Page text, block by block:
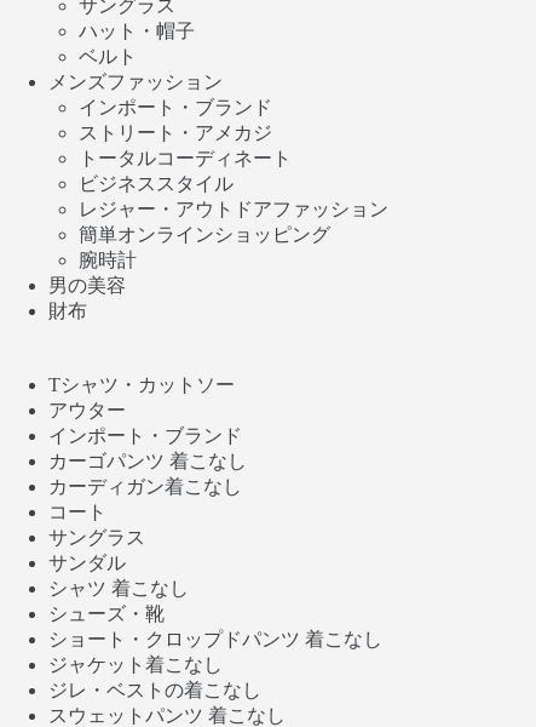
サングラス
ハット・帽子
ベルト
メンズファッション
インポート・ブランド
ストリート・アメカジ
トータルコーディネート
ビジネススタイル
レジャー・アウトドアファッション
簡単オンラインショッピング
腕時計
男の美容
財布
Tシャツ・カットソー
アウター
インポート・ブランド
カーゴパンツ 着こなし
カーディガン着こなし
コート
サングラス
サンダル
シャツ 着こなし
シューズ・靴
ショート・クロップドパンツ 着こなし
ジャケット着こなし
ジレ・ベストの着こなし
スウェットパンツ 着こなし